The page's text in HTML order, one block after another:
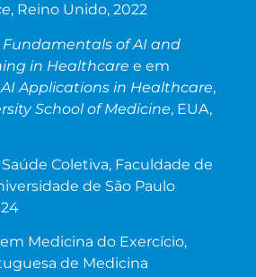
, Reino Unido, 2022
Fundamentals of AI and
in Healthcare e em
Applications in Healthcare,
School of Medicine, EUA,
Coletiva, Faculdade de
de São Paulo
Medicina do Exercício,
de Medicina